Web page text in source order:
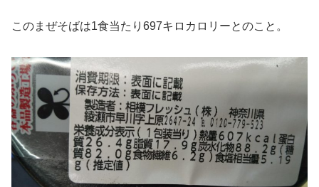
このまぜそばは1食当たり697キロカロリーとのこと。